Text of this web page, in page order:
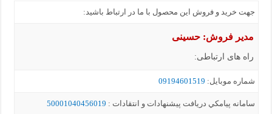
جهت خرید و فروش این محصول با ما در ارتباط باشید:
مدیر فروش: حسینی
راه های ارتباطی:
شماره موبايل: 09194601519
سامانه پيامکي دریافت پیشنهادات و انتقادات : 50001040456019